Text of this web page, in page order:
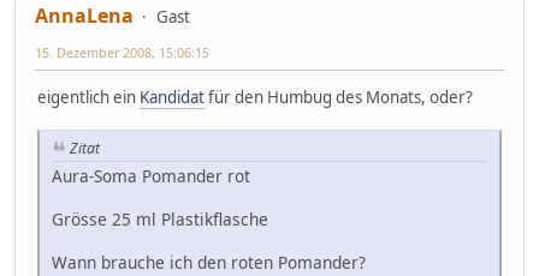
AnnaLena Gast
15. Dezember 2008, 15:06:15
eigentlich ein Kandidatfür den Humbug des Monats, oder?
Zitat
Aura-Soma Pomander rot
Grösse 25 ml Plastikflasche
Wann brauche ich den roten Pomander?